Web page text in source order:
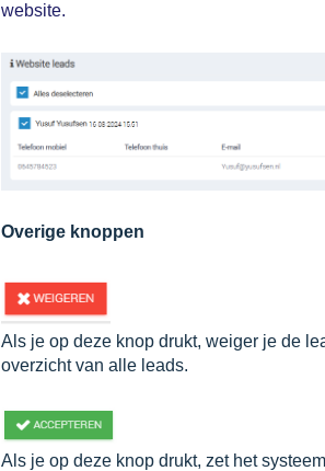
website.
Overige knoppen
Als je op deze knop drukt, weiger je de
overzicht van alle leads.
Als je op deze knop drukt, zet het